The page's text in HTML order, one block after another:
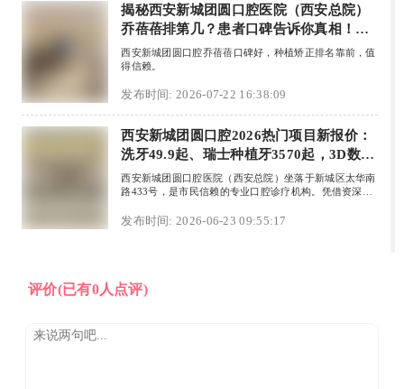
馈医生手法温柔、环境优雅，治疗过程轻松无痛。种植费
用因方案而异，可通过官网或电话预约。总体而言，乔蓓
蓓医生结合数字化设备，为缺牙患者提供个性化、高效舒
适的修复方案。
揭秘西安新城团圆口腔医院（西安总院）
乔蓓蓓排第几？患者口碑告诉你真相！真
实评价
西安新城团圆口腔乔蓓蓓口碑好，种植矫正排名靠前，值
得信赖。
发布时间: 2026-07-22 16:38:09
西安新城团圆口腔2026热门项目新报价：
洗牙49.9起、瑞士种植牙3570起，3D数字
化精准种植+终身质保
西安新城团圆口腔医院（西安总院）坐落于新城区太华南
路433号，是市民信赖的专业口腔诊疗机构。凭借资深医
植牙等项目积累良好口碑，患者称赞医生温柔专业，诊疗
周直播免费种植体福利，为患者带来安心靠谱的口腔健康
服务。
发布时间: 2026-06-23 09:55:17
评价(已有0人点评)